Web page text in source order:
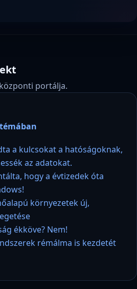
portálja.
a kulcsokat a hatóságoknak,
az adatokat.
hogy a évtizedek óta
környezetek új,
ékköve? Nem!
rémálma is kezdetét